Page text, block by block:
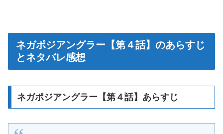
ネガポジアングラー【第４話】のあらすじ
とネタバレ感想
ネガポジアングラー【第４話】あらすじ